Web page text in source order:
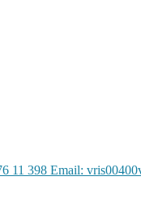
11 398 Email: